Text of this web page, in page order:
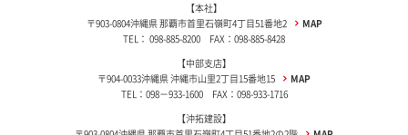
【本社】
〒903-0804沖縄県 那覇市首里石嶺町4丁目51番地2
MAP
TEL： 098-885-8200 FAX：098-885-8428
【中部支店】
〒904-0033沖縄県 沖縄市山里2丁目15番地15
MAP
TEL：098－933-1600 FAX：098-933-1716
【沖拓建設】